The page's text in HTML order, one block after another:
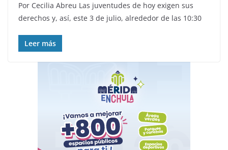
Por Cecilia Abreu Las juventudes de hoy exigen sus
derechos y, así, este 3 de julio, alrededor de las 10:30
Leer más